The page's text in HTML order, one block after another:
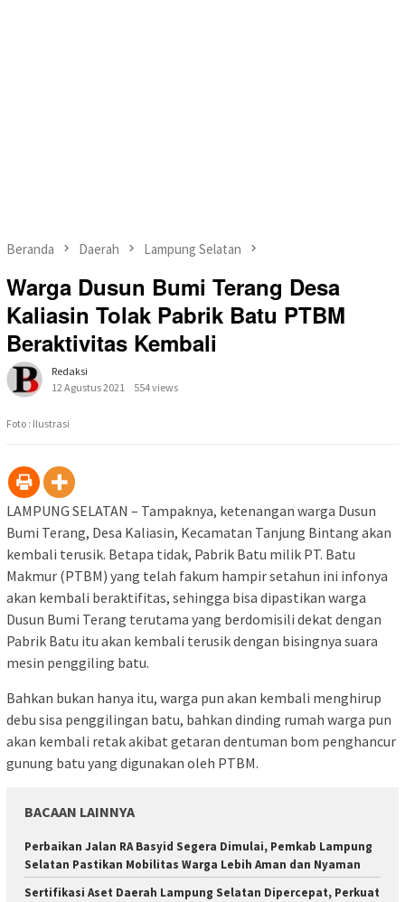
Beranda Daerah Lampung Selatan
Warga Dusun Bumi Terang Desa
Kaliasin Tolak Pabrik Batu PTBM
Beraktivitas Kembali
Redaksi
12 Agustus 2021
554 views
Foto : Ilustrasi
LAMPUNG SELATAN – Tampaknya, ketenangan warga Dusun
Bumi Terang, Desa Kaliasin, Kecamatan Tanjung Bintang akan
kembali terusik. Betapa tidak, Pabrik Batu milik PT. Batu
Makmur (PTBM) yang telah fakum hampir setahun ini infonya
akan kembali beraktifitas, sehingga bisa dipastikan warga
Dusun Bumi Terang terutama yang berdomisili dekat dengan
Pabrik Batu itu akan kembali terusik dengan bisingnya suara
mesin penggiling batu.
Bahkan bukan hanya itu, warga pun akan kembali menghirup
debu sisa penggilingan batu, bahkan dinding rumah warga pun
akan kembali retak akibat getaran dentuman bom penghancur
gunung batu yang digunakan oleh PTBM.
BACAAN LAINNYA
Perbaikan Jalan RA Basyid Segera Dimulai, Pemkab Lampung
Selatan Pastikan Mobilitas Warga Lebih Aman dan Nyaman
Sertifikasi Aset Daerah Lampung Selatan Dipercepat, Perkuat